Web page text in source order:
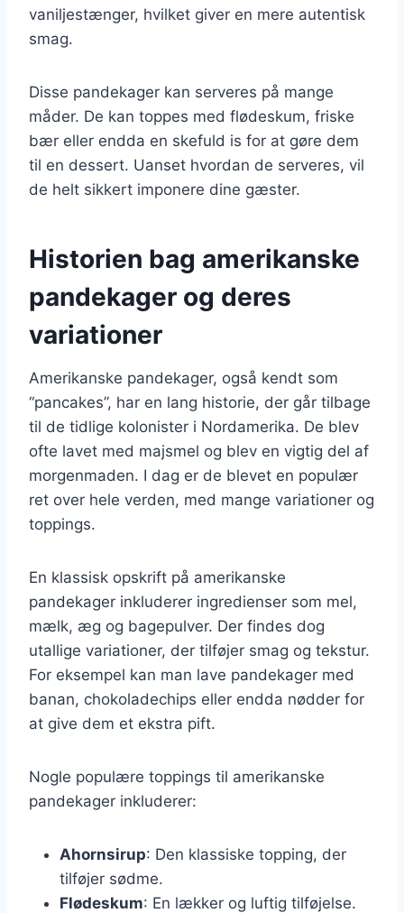
vaniljestænger, hvilket giver en mere autentisk
smag.
Disse pandekager kan serveres på mange
måder. De kan toppes med flødeskum, friske
bær eller endda en skefuld is for at gøre dem
til en dessert. Uanset hvordan de serveres, vil
de helt sikkert imponere dine gæster.
Historien bag amerikanske
pandekager og deres
variationer
Amerikanske pandekager, også kendt som
“pancakes”, har en lang historie, der går tilbage
til de tidlige kolonister i Nordamerika. De blev
ofte lavet med majsmel og blev en vigtig del af
morgenmaden. I dag er de blevet en populær
ret over hele verden, med mange variationer og
toppings.
En klassisk opskrift på amerikanske
pandekager inkluderer ingredienser som mel,
mælk, æg og bagepulver. Der findes dog
utallige variationer, der tilføjer smag og tekstur.
For eksempel kan man lave pandekager med
banan, chokoladechips eller endda nødder for
at give dem et ekstra pift.
Nogle populære toppings til amerikanske
pandekager inkluderer:
Ahornsirup: Den klassiske topping, der
tilføjer sødme.
Flødeskum: En lækker og luftig tilføjelse.